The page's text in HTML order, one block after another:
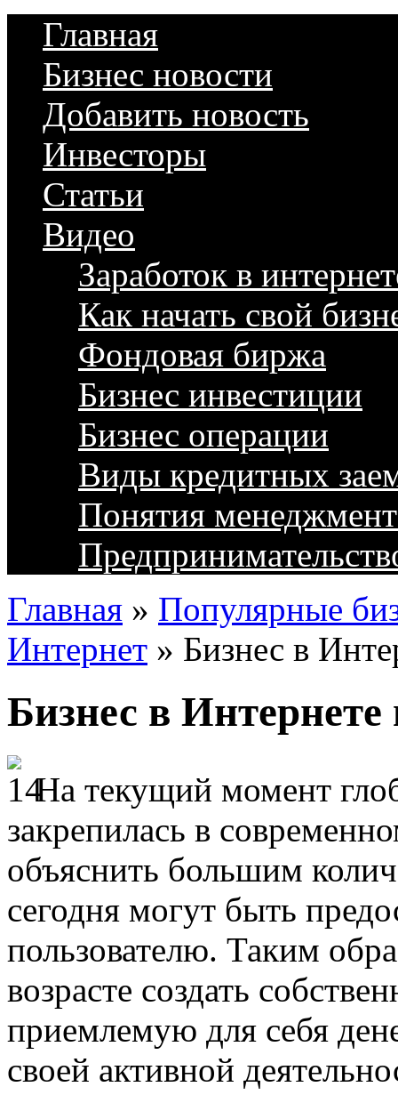
Главная
Бизнес новости
Добавить новость
Инвесторы
Статьи
Видео
Заработок в
Как начать свой
Фондовая биржа
Бизнес инвестиции
Бизнес операции
Виды кредитных
Понятия
Главная » Популярные
Интернет » Бизнес в
Бизнес в Интернете
На текущий момент
закрепилась в
объяснить большим
сегодня могут быть
пользователю. Таким
возрасте создать
приемлемую для себя
своей активной